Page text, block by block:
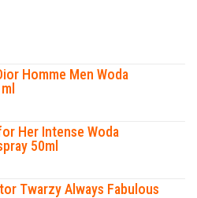
Homme Men Woda
Her Intense Woda
50ml
Twarzy Always Fabulous